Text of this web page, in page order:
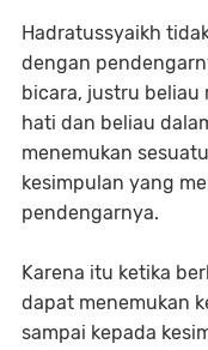
Hadratussyaikh
dengan
bicara, justru beliau
hati dan beliau
menemukan
kesimpulan yang
pendengarnya.
Karena itu ketika
dapat menemukan
sampai kepada